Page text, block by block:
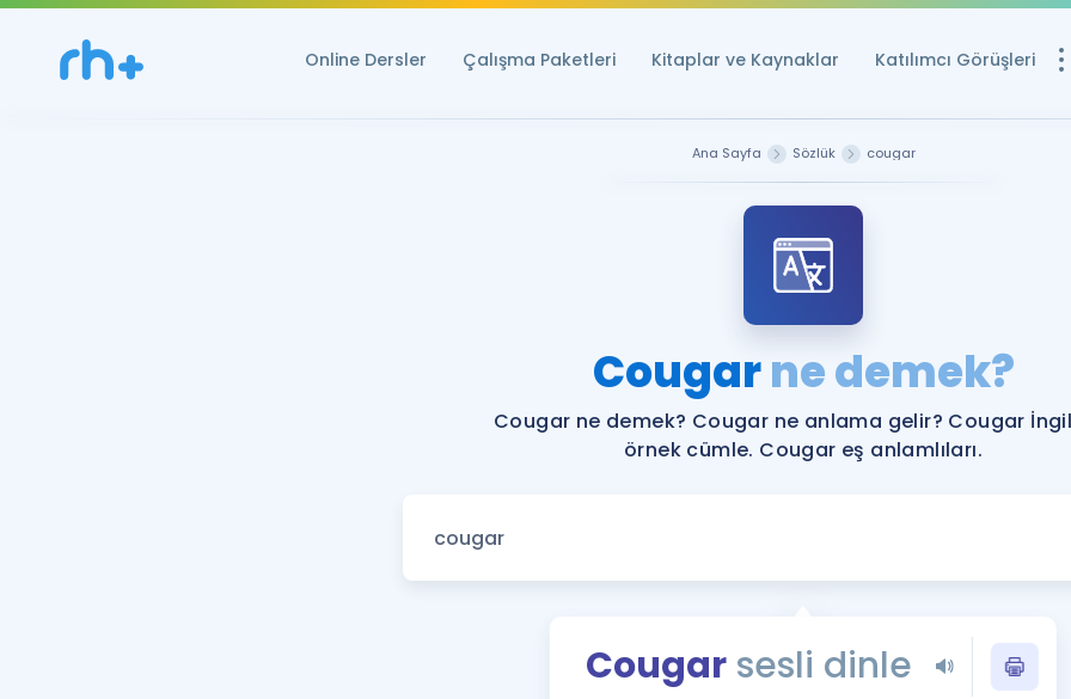
Online Dersler Çalışma Paketleri Kitaplar ve Kaynaklar Katılımcı Görüşleri
YDS ve YÖKDİL
Rehberlik Aracı
YDS ve YÖKDİL'e
Tüm ÖSYM
YDS - YÖKDİL
Ana Sayfa Sözlük cougar
Cougarne demek?
Cougar ne demek? Cougar ne anlama gelir? Cougar
örnek cümle. Cougar eş anlamlıları.
Cougarsesli dinle